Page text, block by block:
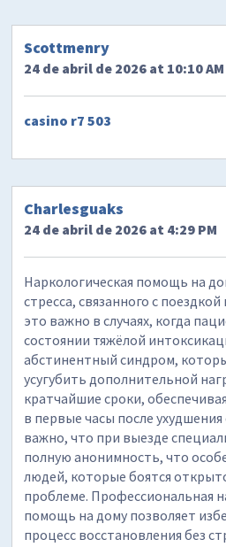
Scottmenry
24 de abril de 2026 at 10:10 AM
casino r7 503
Charlesguaks
24 de abril de 2026 at 4:29 PM
Наркологическая помощь на
стресса, связанного с
это важно в случаях, когда
состоянии тяжёлой
абстинентный синдром,
усугубить дополнительной
кратчайшие сроки,
в первые часы после ухудшения
важно, что при выезде
полную анонимность, что
людей, которые боятся
проблеме. Профессиональная
помощь на дому позволяет
процесс восстановления без